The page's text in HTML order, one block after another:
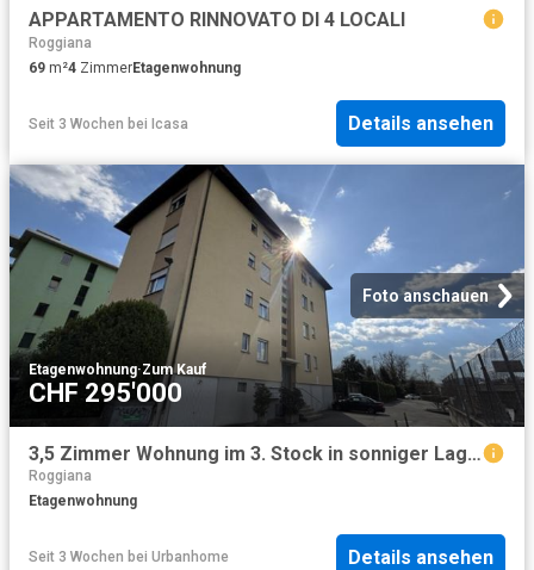
APPARTAMENTO RINNOVATO DI 4 LOCALI
Roggiana
69 m²4 ZimmerEtagenwohnung
Seit 3 Wochen bei Icasa Details ansehen
Foto anschauen
Etagenwohnung·Zum Kauf
CHF 295'000
3,5 Zimmer Wohnung im 3. Stock in sonniger Lage / 3,5 Zimmer Wohnung im 3. Stock in sehr sonniger Lage in Vacallo
Roggiana
Etagenwohnung
Seit 3 Wochen bei Urbanhome Details ansehen